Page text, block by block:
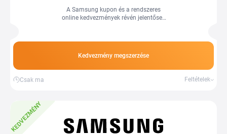
kedvezményeken felül a pénzvisszatérítést is igénybe
A Samsung kupon és a rendszeres
online kedvezmények révén jelentősen
Kedvezmény megszerzése
Csak ma Feltételek
KEDVEZMÉNY